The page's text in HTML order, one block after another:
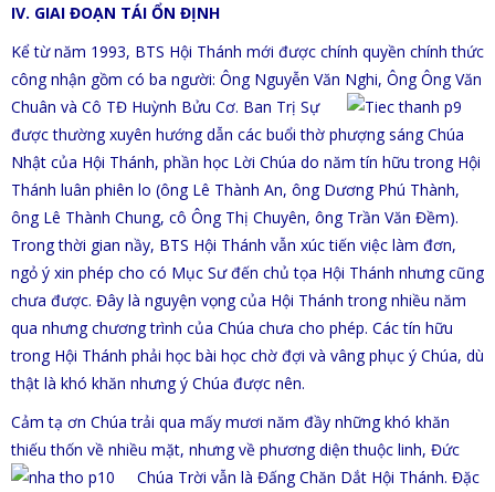
IV. GIAI ĐOẠN TÁI ỔN ĐỊNH
Kể từ năm 1993, BTS Hội Thánh mới được chính quyền chính thức
công nhận gồm có ba người: Ông Nguyễn Văn Nghi, Ông Ông Văn
Chuân và Cô TĐ Huỳnh Bửu Cơ. Ban Trị Sự
được thường xuyên hướng dẫn các buổi thờ phượng sáng Chúa
Nhật của Hội Thánh, phần học Lời Chúa do năm tín hữu trong Hội
Thánh luân phiên lo (ông Lê Thành An, ông Dương Phú Thành,
ông Lê Thành Chung, cô Ông Thị Chuyên, ông Trần Văn Đềm).
Trong thời gian nầy, BTS Hội Thánh vẫn xúc tiến việc làm đơn,
ngỏ ý xin phép cho có Mục Sư đến chủ tọa Hội Thánh nhưng cũng
chưa được. Đây là nguyện vọng của Hội Thánh trong nhiều năm
qua nhưng chương trình của Chúa chưa cho phép. Các tín hữu
trong Hội Thánh phải học bài học chờ đợi và vâng phục ý Chúa, dù
thật là khó khăn nhưng ý Chúa được nên.
Cảm tạ ơn Chúa trải qua mấy mươi năm đầy những khó khăn
thiếu thốn về nhiều mặt, nhưng về phương diện thuộc linh, Đức
Chúa Trời vẫn là Đấng Chăn Dắt Hội Thánh. Đặc